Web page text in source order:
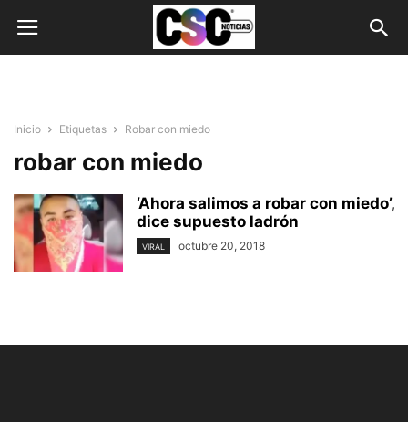
Inicio Etiquetas Robar con miedo
robar con miedo
‘Ahora salimos a robar con miedo’,
dice supuesto ladrón
VIRAL octubre 20, 2018